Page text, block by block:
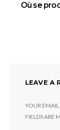
Où se
LEAVE A
YOUR EMAIL
FIELDS ARE